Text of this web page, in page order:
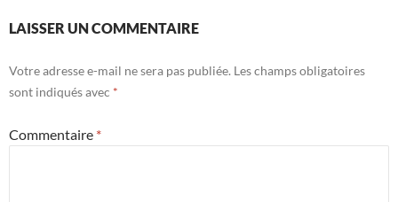
LAISSER UN COMMENTAIRE
Votre adresse e-mail ne sera pas publiée. Les champs obligatoires
sont indiqués avec *
Commentaire *